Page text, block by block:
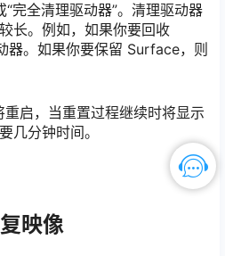
“完全清理驱动器”。清理驱动器
长。例如，如果你要回收
器。如果你要保留 Surface，则
启，当重置过程继续时将显示
几分钟时间。
映像